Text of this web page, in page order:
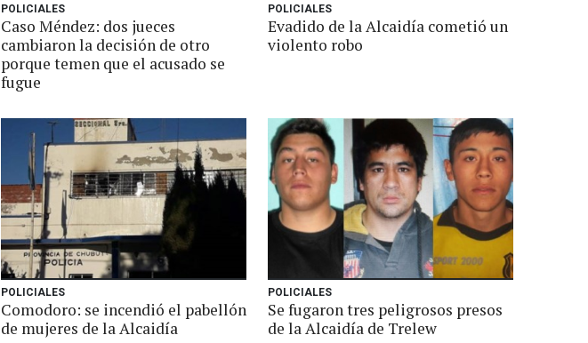
POLICIALES
Caso Méndez: dos jueces
cambiaron la decisión de otro
porque temen que el acusado se
fugue
POLICIALES
Evadido de la Alcaidía cometió un
violento robo
POLICIALES
Comodoro: se incendió el pabellón
de mujeres de la Alcaidía
POLICIALES
Se fugaron tres peligrosos presos
de la Alcaidía de Trelew